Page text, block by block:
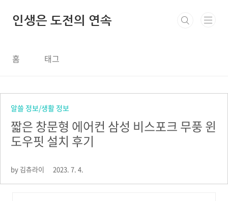
인생은 도전의 연속
홈 태그
알쓸 정보/생활 정보
짧은 창문형 에어컨 삼성 비스포크 무풍 윈
도우핏 설치 후기
by 김츄라이 2023. 7. 4.